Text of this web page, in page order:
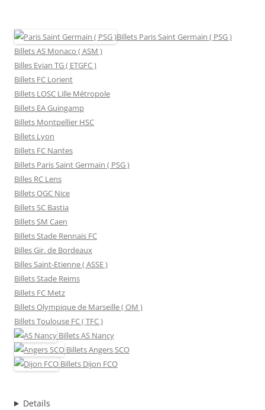
Billets Paris Saint Germain ( PSG )
Billets AS Monaco ( ASM )
Billes Evian TG ( ETGFC )
Billets FC Lorient
Billets LOSC Lille Métropole
Billets EA Guingamp
Billets Montpellier HSC
Billets Lyon
Billets FC Nantes
Billets Paris Saint Germain ( PSG )
Billes RC Lens
Billets OGC Nice
Billets SC Bastia
Billets SM Caen
Billets Stade Rennais FC
Billes Gir. de Bordeaux
Billes Saint-Etienne ( ASSE )
Billets Stade Reims
Billets FC Metz
Billets Olympique de Marseille ( OM )
Billets Toulouse FC ( TFC )
BilletsAS Nancy
BilletsAngers SCO
Billets Dijon FCO
Details